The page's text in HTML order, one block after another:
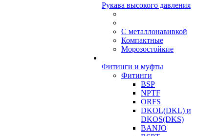
Рукава высокого давления
С металлонавивкой
Компактные
Морозостойкие
Фитинги и муфты
Фитинги
BSP
NPTF
ORFS
DKOL(DKL) и
DKOS(DKS)
BANJO